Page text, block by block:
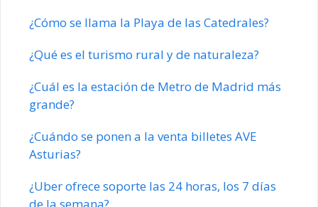
¿Cómo se llama la Playa de las Catedrales?
¿Qué es el turismo rural y de naturaleza?
¿Cuál es la estación de Metro de Madrid más
grande?
¿Cuándo se ponen a la venta billetes AVE
Asturias?
¿Uber ofrece soporte las 24 horas, los 7 días